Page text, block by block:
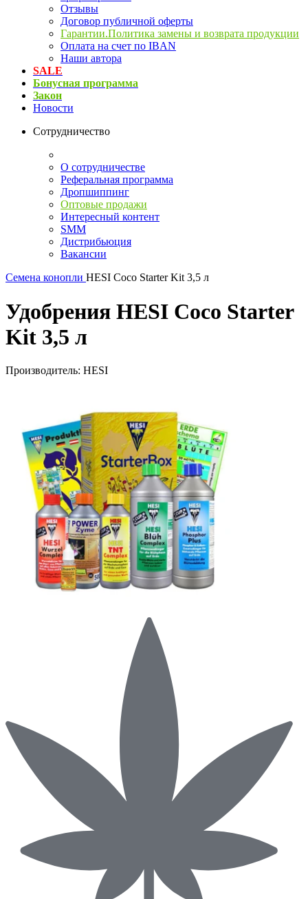
Отзывы
Договор публичной оферты
Гарантии.Политика замены и возврата продукции
Оплата на счет по IBAN
Наши автора
SALE
Бонусная программа
Закон
Новости
Сотрудничество
О сотрудничестве
Реферальная программа
Дропшиппинг
Оптовые продажи
Интересный контент
SMM
Дистрибьюция
Вакансии
Семена конопли HESI Coco Starter Kit 3,5 л
Удобрения HESI Coco Starter
Kit 3,5 л
Производитель: HESI